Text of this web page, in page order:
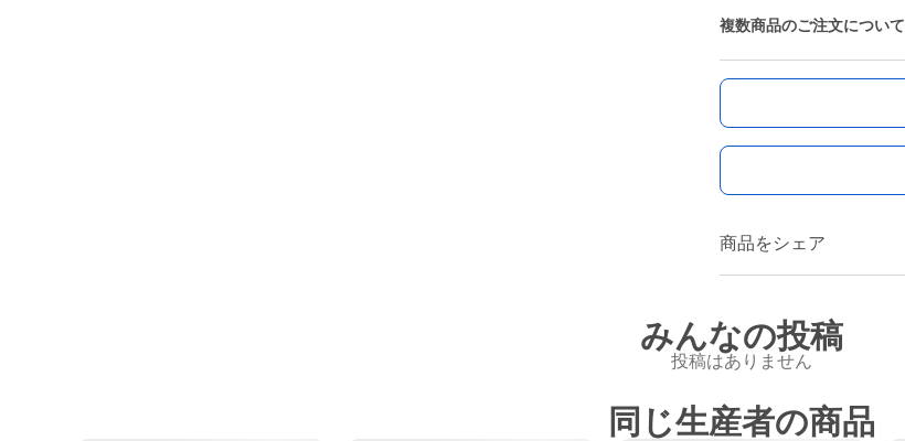
複数商品のご注文について
商品をシェア
みんなの投稿
投稿はありません
同じ生産者の商品